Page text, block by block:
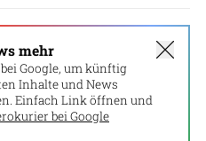
mehr
Google, um künftig
Inhalte und News
Einfach Link öffnen und
bei Google